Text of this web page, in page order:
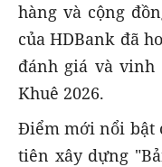
hàng và cộng
của HDBank đã
đánh giá và vinh
Khuê 2026.
Điểm mới nổi bật
tiên xây dựng